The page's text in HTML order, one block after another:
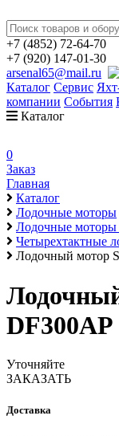
+7 (4852) 72-64-70
+7 (920) 147-01-30
arsenal65@mail.ru
Каталог Сервис
компании События
Каталог
0
Заказ
Главная
Каталог
Лодочные моторы
Лодочные моторы
Четырехтактные
Лодочный мотор
DF300AP
Уточняйте
ЗАКАЗАТЬ
Доставка